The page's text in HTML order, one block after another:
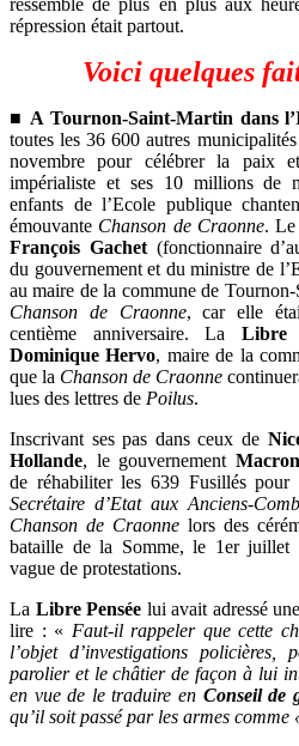
ressemble de plus en plus aux
répression était partout.
Voici quelques
■A Tournon-Saint-Martin dans
toutes les 36 600 autres
novembre pour célébrer la paix
impérialiste et ses 10 millions de
enfants de l’Ecole publique
émouvante Chanson de Craonne. Le
François Gachet(fonctionnaire
du gouvernement et du ministre de
au maire de la commune de
Chanson de Craonne, car elle
centième anniversaire. La Libre
Dominique Hervo, maire de la
que la Chanson de Craonne
lues des lettres de Poilus.
Inscrivant ses pas dans ceux de
Hollande, le gouvernement
de réhabiliter les 639 Fusillés pour
Secrétaire d’Etat aux Anciens-
Chanson de Craonne lors des
bataille de la Somme, le 1er juillet
vague de protestations.
La Libre Pensée lui avait adressé
lire : « Faut-il rappeler que cette
l’objet d’investigations policières,
parolier et le châtier de façon à lui
en vue de le traduire en Conseil de
qu’il soit passé par les armes comme